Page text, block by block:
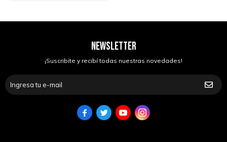
NEWSLETTER
¡Suscribite y recibí todas nuestras novedades!
   